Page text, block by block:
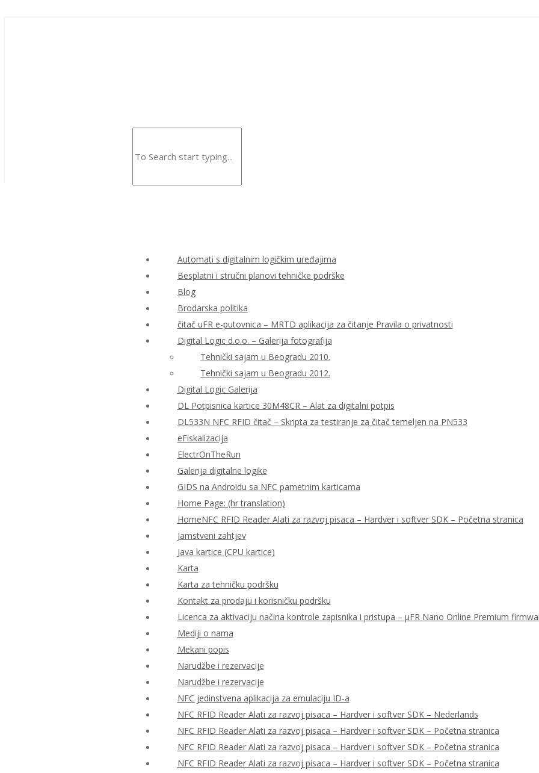
Automati s digitalnim logičkim uređajima
Besplatni i stručni planovi tehničke podrške
Blog
Brodarska politika
čitač uFR e-putovnica – MRTD aplikacija za čitanje Pravila o privatnosti
Digital Logic d.o.o. – Galerija fotografija
Tehnički sajam u Beogradu 2010.
Tehnički sajam u Beogradu 2012.
Digital Logic Galerija
DL Potpisnica kartice 30M48CR – Alat za digitalni potpis
DL533N NFC RFID čitač – Skripta za testiranje za čitač temeljen na PN533
eFiskalizacija
ElectrOnTheRun
Galerija digitalne logike
GIDS na Androidu sa NFC pametnim karticama
Home Page: (hr translation)
HomeNFC RFID Reader Alati za razvoj pisaca – Hardver i softver SDK – Početna stranica
Jamstveni zahtjev
Java kartice (CPU kartice)
Karta
Karta za tehničku podršku
Kontakt za prodaju i korisničku podršku
Licenca za aktivaciju načina kontrole zapisnika i pristupa – μFR Nano Online Premium
Mediji o nama
Mekani popis
Narudžbe i rezervacije
Narudžbe i rezervacije
NFC jedinstvena aplikacija za emulaciju ID-a
NFC RFID Reader Alati za razvoj pisaca – Hardver i softver SDK – Nederlands
NFC RFID Reader Alati za razvoj pisaca – Hardver i softver SDK – Početna stranica
NFC RFID Reader Alati za razvoj pisaca – Hardver i softver SDK – Početna stranica
NFC RFID Reader Alati za razvoj pisaca – Hardver i softver SDK – Početna stranica